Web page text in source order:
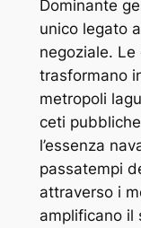
Dominante
unico legato
negoziale.
trasformano
metropoli
ceti
l’essenza
passatempi
attraverso i
amplificano il